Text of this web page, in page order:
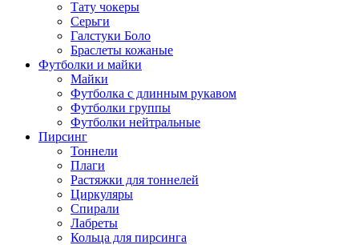
Тату чокеры
Серьги
Галстуки Боло
Браслеты кожаные
Футболки и майки
Майки
Футболка с длинным рукавом
Футболки группы
Футболки нейтральные
Пирсинг
Тоннели
Плаги
Растяжки для тоннелей
Циркуляры
Спирали
Лабреты
Кольца для пирсинга